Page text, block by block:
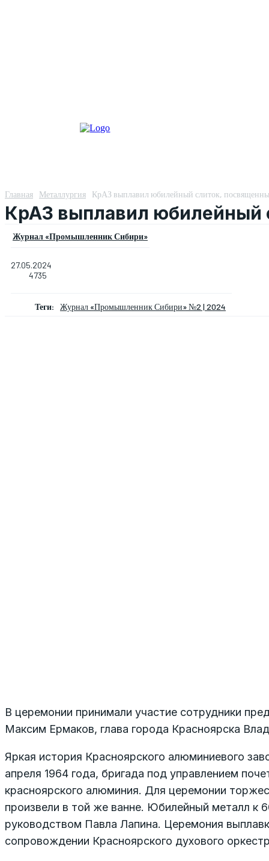
Главная Металлургия КрАЗ выплавил юбилейный слиток,
КрАЗ выплавил юбилейный
Журнал «Промышленник Сибири»
27.05.2024
4735
Теги: Журнал «Промышленник Сибири» №2 | 2024
В церемонии принимали участие сотрудники
Максим Ермаков, глава города Красноярска
Яркая история Красноярского алюминиевого
апреля 1964 года, бригада под управлением
красноярского алюминия. Для церемонии
произвели в той же ванне. Юбилейный металл к
руководством Павла Лапина. Церемония
сопровождении Красноярского духового